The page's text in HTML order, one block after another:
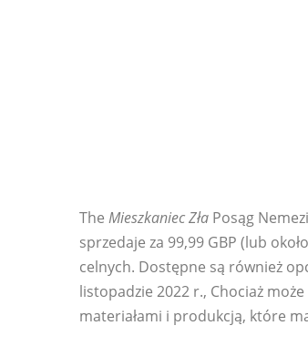
The Mieszkaniec Zła Posąg
sprzedaje za 99,99 GBP (lub
celnych. Dostępne są również
listopadzie 2022 r., Chociaż
materiałami i produkcją, które